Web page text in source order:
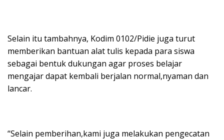
Selain itu tambahnya, Kodim 0102/Pidie juga turut
memberikan bantuan alat tulis kepada para siswa
sebagai bentuk dukungan agar proses belajar
mengajar dapat kembali berjalan normal,nyaman dan
lancar.
“Selain pemberihan,kami juga melakukan pengecatan